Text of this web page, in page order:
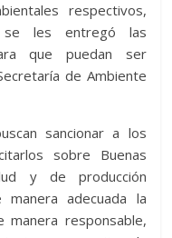
respectivos,
les entregó las
que puedan ser
de Ambiente
sancionar a los
sobre Buenas
y de producción
adecuada la
manera responsable,